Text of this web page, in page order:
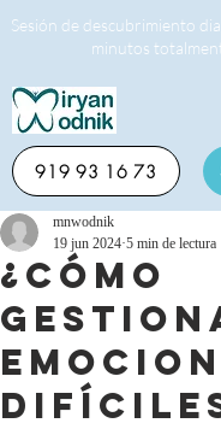
919 93 16 73
Sesión de descubrimiento
minutos
¿Cómo
mnwodnik
19 jun 2024 5 min de lectura